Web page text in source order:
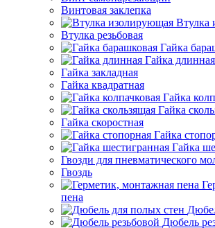
Винтовая заклепка
Втулка
Втулка резьбовая
Гайка
Гайка длинная
Гайка закладная
Гайка квадратная
Гайка
Гайка
Гайка скоростная
Гайка
Гайка
Гвозди для пневматического
Гвоздь
пена
Дюбель